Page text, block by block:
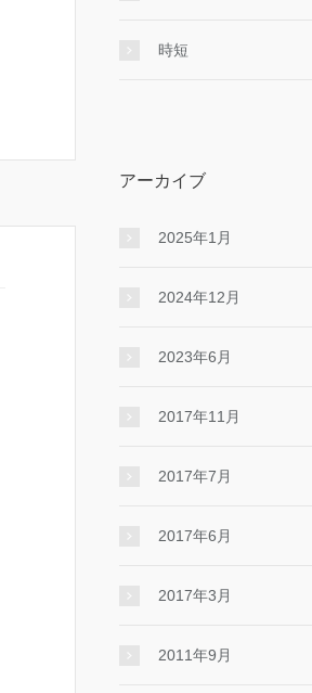
時短
アーカイブ
2025年1月
2024年12月
2023年6月
2017年11月
2017年7月
2017年6月
2017年3月
2011年9月